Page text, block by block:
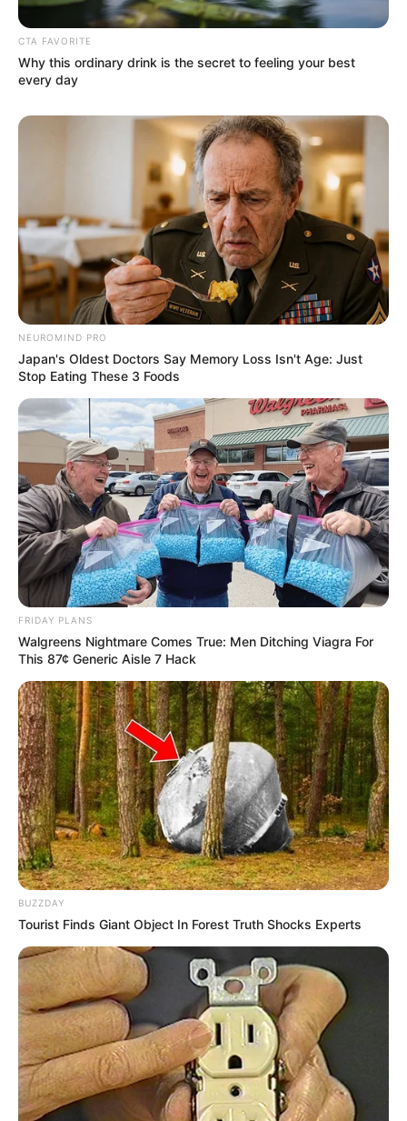
Mészáros Lőrinctől és másra bízza a Fidesz
gazdasági hátországának irányítását.
🆘A Fidesz korrupt rendszere úgy próbálja elkerülni
❗️Ez már tényleg a NER végvonaglása. A hajó
süllyed, és bár a haszonlesők még bizakodnak, csak
idő kérdése, mikor kezd el közülük valaki beszélni.”
CTA FAVORITE
Why this ordinary drink is the secret to feeling your best
every day
NEUROMIND PRO
Japan's Oldest Doctors Say Memory Loss Isn't Age: Just
Stop Eating These 3 Foods
FRIDAY PLANS
Walgreens Nightmare Comes True: Men Ditching Viagra For
This 87¢ Generic Aisle 7 Hack
BUZZDAY
Tourist Finds Giant Object In Forest Truth Shocks Experts